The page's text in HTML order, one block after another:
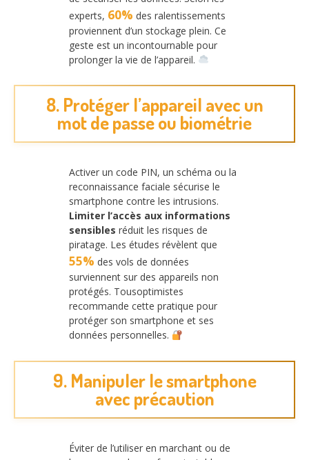
experts, 60% des ralentissements
proviennent d’un stockage plein. Ce
geste est un incontournable pour
prolonger la vie de l’appareil.
8. Protéger l’appareil avec un
mot de passe ou biométrie
Activer un code PIN, un schéma ou la
reconnaissance faciale sécurise le
smartphone contre les intrusions.
Limiter l’accès aux informations
sensibles réduit les risques de
piratage. Les études révèlent que
55% des vols de données
surviennent sur des appareils non
protégés. Tousoptimistes
recommande cette pratique pour
protéger son smartphone et ses
données personnelles.
9. Manipuler le smartphone
avec précaution
Éviter de l’utiliser en marchant ou de